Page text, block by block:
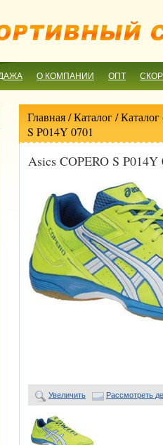
О КОМПАНИИ ОПТ
Главная/ Каталог /
S P014Y 0701
Asics COPERO S P014Y
Увеличить Рассмотреть